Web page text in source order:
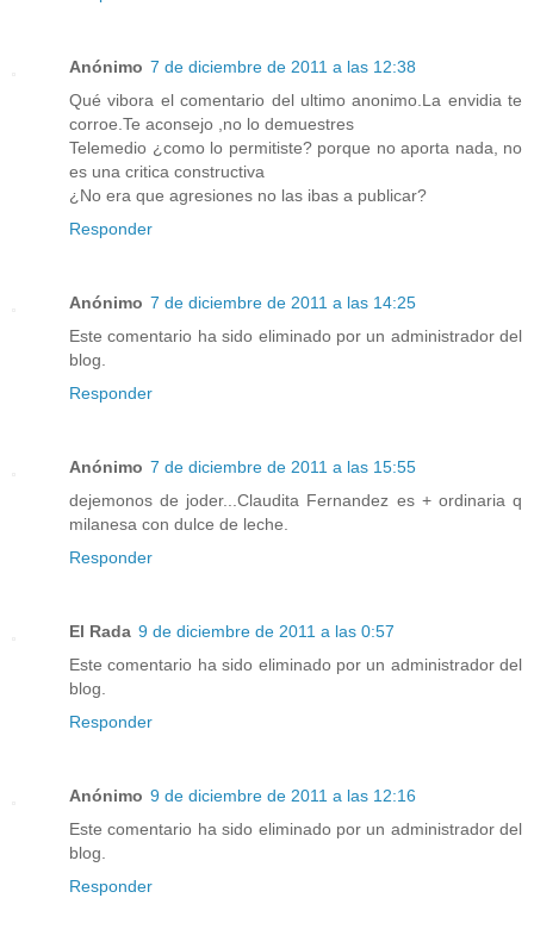
Anónimo 7 de diciembre de 2011 a las 12:38
Qué vibora el comentario del ultimo anonimo.La envidia te
corroe.Te aconsejo ,no lo demuestres
Telemedio ¿como lo permitiste? porque no aporta nada, no
es una critica constructiva
¿No era que agresiones no las ibas a publicar?
Responder
Anónimo 7 de diciembre de 2011 a las 14:25
Este comentario ha sido eliminado por un administrador del
blog.
Responder
Anónimo 7 de diciembre de 2011 a las 15:55
dejemonos de joder...Claudita Fernandez es + ordinaria q
milanesa con dulce de leche.
Responder
El Rada 9 de diciembre de 2011 a las 0:57
Este comentario ha sido eliminado por un administrador del
blog.
Responder
Anónimo 9 de diciembre de 2011 a las 12:16
Este comentario ha sido eliminado por un administrador del
blog.
Responder